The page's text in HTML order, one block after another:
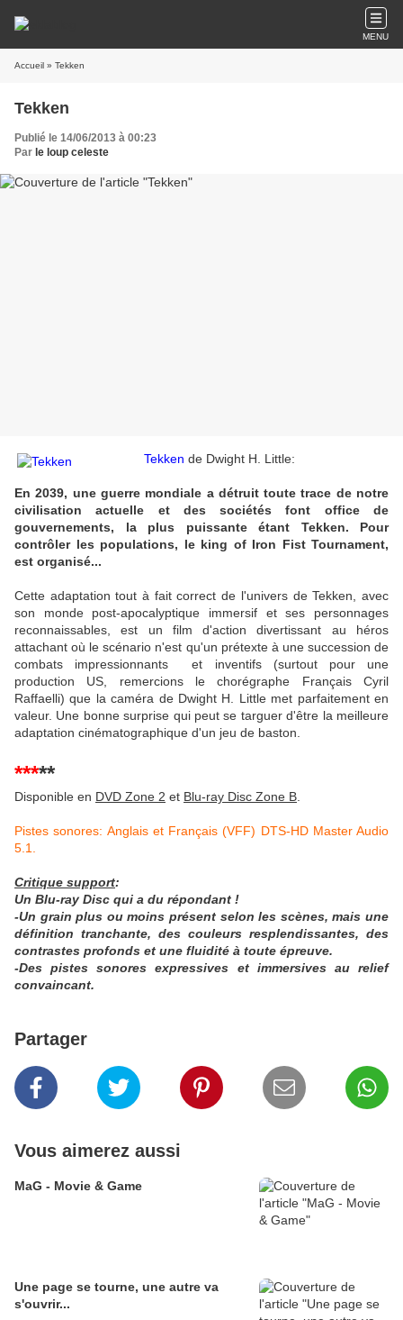
MENU
Accueil » Tekken
Tekken
Publié le 14/06/2013 à 00:23
Par le loup celeste
Tekken de Dwight H. Little:
En 2039, une guerre mondiale a détruit toute trace de notre
civilisation actuelle et des sociétés font office de
gouvernements, la plus puissante étant Tekken. Pour
contrôler les populations, le king of Iron Fist Tournament,
est organisé...
Cette adaptation tout à fait correct de l'univers de Tekken, avec
son monde post-apocalyptique immersif et ses personnages
reconnaissables, est un film d'action divertissant au héros
attachant où le scénario n'est qu'un prétexte à une succession de
combats impressionnants et inventifs (surtout pour une
production US, remercions le chorégraphe Français Cyril
Raffaelli) que la caméra de Dwight H. Little met parfaitement en
valeur. Une bonne surprise qui peut se targuer d'être la meilleure
adaptation cinématographique d'un jeu de baston.
*****
Disponible en DVD Zone 2 et Blu-ray Disc Zone B
Pistes sonores: Anglais et Français (VFF) DTS-HD Master Audio
5.1.
Critique support:
Un Blu-ray Disc qui a du répondant !
-Un grain plus ou moins présent selon les scènes, mais une
définition tranchante, des couleurs resplendissantes, des
contrastes profonds et une fluidité à toute épreuve.
-Des pistes sonores expressives et immersives au relief
convaincant.
Partager
Vous aimerez aussi
MaG - Movie & Game
Une page se tourne, une autre va
s'ouvrir...